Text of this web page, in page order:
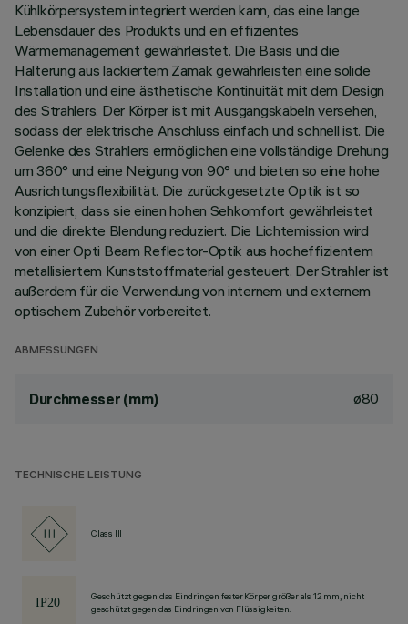
Kühlkörpersystem integriert werden kann, das eine lange
Lebensdauer des Produkts und ein effizientes
Wärmemanagement gewährleistet. Die Basis und die
Halterung aus lackiertem Zamak gewährleisten eine solide
Installation und eine ästhetische Kontinuität mit dem Design
des Strahlers. Der Körper ist mit Ausgangskabeln versehen,
sodass der elektrische Anschluss einfach und schnell ist. Die
Gelenke des Strahlers ermöglichen eine vollständige Drehung
um 360° und eine Neigung von 90° und bieten so eine hohe
Ausrichtungsflexibilität. Die zurückgesetzte Optik ist so
konzipiert, dass sie einen hohen Sehkomfort gewährleistet
und die direkte Blendung reduziert. Die Lichtemission wird
von einer Opti Beam Reflector-Optik aus hocheffizientem
metallisiertem Kunststoffmaterial gesteuert. Der Strahler ist
außerdem für die Verwendung von internem und externem
optischem Zubehör vorbereitet.
ABMESSUNGEN
Durchmesser (mm) ø80
TECHNISCHE LEISTUNG
Class III
Geschützt gegen das Eindringen fester Körper größer als 12 mm, nicht
geschützt gegen das Eindringen von Flüssigkeiten.